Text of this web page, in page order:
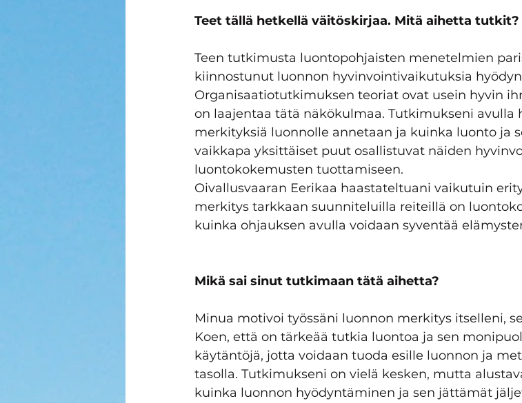
Teet tällä hetkellä väitöskirjaa. Mitä aihetta tutkit?
Teen tutkimusta luontopohjaisten menetelmien
kiinnostunut luonnon hyvinvointivaikutuksia
Organisaatiotutkimuksen teoriat ovat usein hyvin
on laajentaa tätä näkökulmaa. Tutkimukseni avulla
merkityksiä luonnolle annetaan ja kuinka luonto ja
vaikkapa yksittäiset puut osallistuvat näiden
luontokokemusten tuottamiseen.
Oivallusvaaran Eerikaa haastateltuani vaikutuin
merkitys tarkkaan suunniteluilla reiteillä on
kuinka ohjauksen avulla voidaan syventää
Mikä sai sinut tutkimaan tätä aihetta?
Minua motivoi työssäni luonnon merkitys itselleni,
Koen, että on tärkeää tutkia luontoa ja sen
käytäntöjä, jotta voidaan tuoda esille luonnon ja
tasolla. Tutkimukseni on vielä kesken, mutta
kuinka luonnon hyödyntäminen ja sen jättämät